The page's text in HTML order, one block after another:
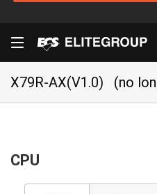
X79R-AX(V1.0) (no
CPU